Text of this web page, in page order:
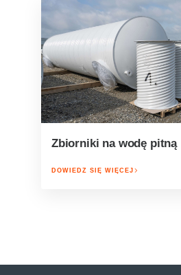
Zbiorniki na wodę pitną
DOWIEDZ SIĘ WIĘCEJ